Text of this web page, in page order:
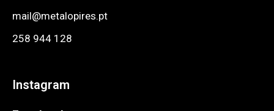
mail@metalopires.pt
258 944 128
Instagram